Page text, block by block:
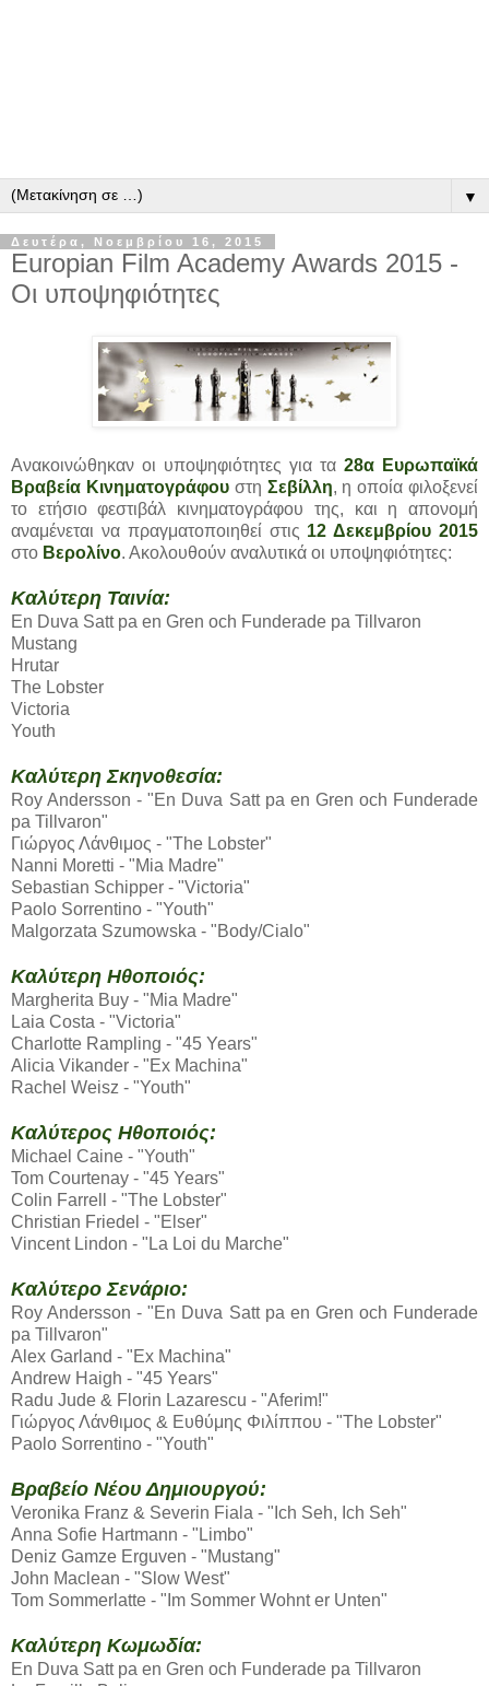
▼
Δευτέρα, Νοεμβρίου 16, 2015
Europian Film Academy Awards 2015 -
Οι υποψηφιότητες
Ανακοινώθηκαν οι υποψηφιότητες για τα 28α Ευρωπαϊκά
Βραβεία Κινηματογράφουστη Σεβίλλη, η οποία φιλοξενεί
το ετήσιο φεστιβάλ κινηματογράφου της, και η απονομή
αναμένεται να πραγματοποιηθεί στις 12 Δεκεμβρίου 2015
στο Βερολίνο. Ακολουθούν αναλυτικά οι υποψηφιότητες:
Καλύτερη Ταινία:
En Duva Satt pa en Gren och Funderade pa Tillvaron
Mustang
Hrutar
The Lobster
Victoria
Youth
Καλύτερη Σκηνοθεσία:
Roy Andersson - "En Duva Satt pa en Gren och Funderade
pa Tillvaron"
Γιώργος Λάνθιμος - "The Lobster"
Nanni Moretti - "Mia Madre"
Sebastian Schipper - "Victoria"
Paolo Sorrentino - "Youth"
Malgorzata Szumowska - "Body/Cialo"
Καλύτερη Ηθοποιός:
Margherita Buy - "Mia Madre"
Laia Costa - "Victoria"
Charlotte Rampling - "45 Years"
Alicia Vikander - "Ex Machina"
Rachel Weisz - "Youth"
Καλύτερος Ηθοποιός:
Michael Caine - "Youth"
Tom Courtenay - "45 Years"
Colin Farrell - "The Lobster"
Christian Friedel - "Elser"
Vincent Lindon - "La Loi du Marche"
Καλύτερο Σενάριο:
Roy Andersson - "En Duva Satt pa en Gren och Funderade
pa Tillvaron"
Alex Garland - "Ex Machina"
Andrew Haigh - "45 Years"
Radu Jude & Florin Lazarescu - "Aferim!"
Γιώργος Λάνθιμος & Ευθύμης Φιλίππου - "The Lobster"
Paolo Sorrentino - "Youth"
Βραβείο Νέου Δημιουργού:
Veronika Franz & Severin Fiala - "Ich Seh, Ich Seh"
Anna Sofie Hartmann - "Limbo"
Deniz Gamze Erguven - "Mustang"
John Maclean - "Slow West"
Tom Sommerlatte - "Im Sommer Wohnt er Unten"
Καλύτερη Κωμωδία:
En Duva Satt pa en Gren och Funderade pa Tillvaron